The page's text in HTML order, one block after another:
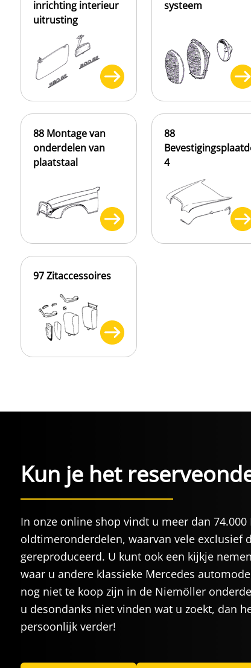
inrichting interieur
uitrusting
systeem
88 Montage van
onderdelen van
plaatstaal
88
4
97 Zitaccessoires
Kun je het
In onze online shop vindt u meer dan 74.000
oldtimeronderdelen, waarvan vele exclusief
gereproduceerd. U kunt ook een kijkje
waar u andere klassieke Mercedes
nog niet te koop zijn in de Niemöller
u desondanks niet vinden wat u zoekt, dan
persoonlijk verder!